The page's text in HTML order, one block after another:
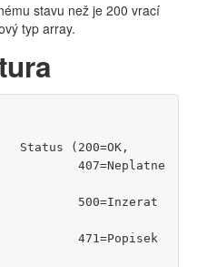
stavu než je 200 vrací
typ array.